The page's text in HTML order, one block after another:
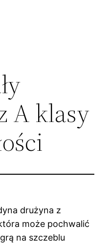
A klasy
drużyna z
może pochwalić
na szczeblu